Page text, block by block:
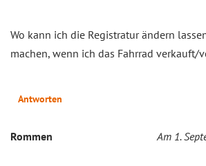
Wo kann ich die Registratur ändern
machen, wenn ich das Fahrrad verkauft/
Antworten
Rommen Am 1.